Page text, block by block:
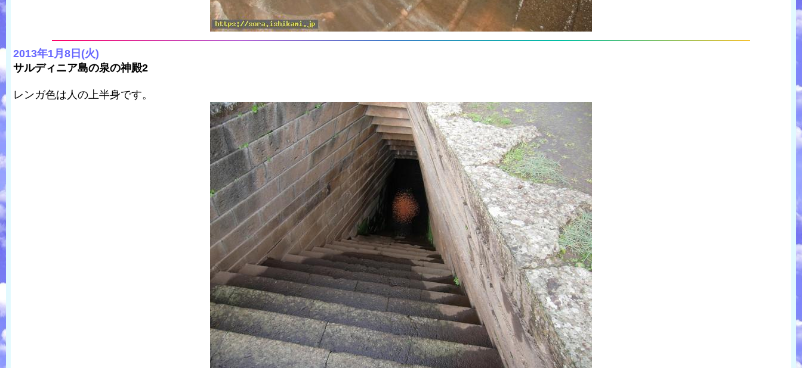
2013年1月8日(火)
サルディニア島の泉の神殿2
レンガ色は人の上半身です。